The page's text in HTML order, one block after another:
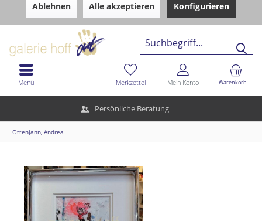
Ablehnen Alle akzeptieren Konfigurieren
Persönliche Beratung
Warenkorb
Merkzettel Mein Konto
Menü
Ottenjann, Andrea